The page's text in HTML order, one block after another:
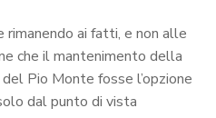
rimanendo ai fatti, e non alle
che il mantenimento della
Pio Monte fosse l’opzione
dal punto di vista